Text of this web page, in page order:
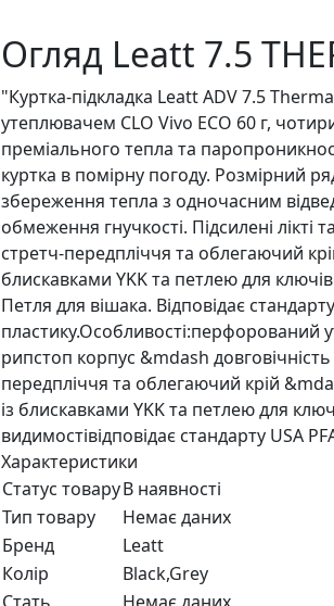
Огляд Leatt 7.5
"Куртка-підкладка Leatt ADV 7.5
утеплювачем CLO Vivo ECO 60 г,
преміального тепла та
куртка в помірну погоду. Розмірний
збереження тепла з одночасним
обмеження гнучкості. Підсилені лікті
стретч-передпліччя та облегаючий
блискавками YKK та петлею для
Петля для вішака. Відповідає
рипстоп корпус &mdash довговічність
передпліччя та облегаючий крій
із блискавками YKK та петлею для
видимостівідповідає стандарту USA
Характеристики
Статус товаруВ наявності
Тип товару
Немає даних
Бренд
Leatt
Колір
Black,Grey